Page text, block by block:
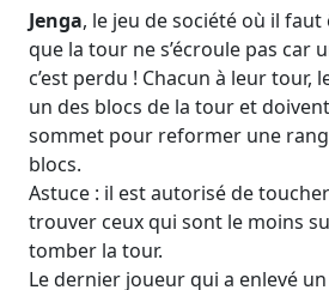
Jenga, le jeu de société où il
que la tour ne s’écroule pas car
c’est perdu ! Chacun à leur
un des blocs de la tour et
sommet pour reformer une
blocs.
Astuce : il est autorisé de
trouver ceux qui sont le moins
tomber la tour.
Le dernier joueur qui a enlevé un